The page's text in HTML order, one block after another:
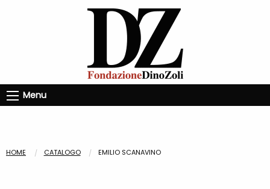
Menu
HOME CATALOGO EMILIO SCANAVINO